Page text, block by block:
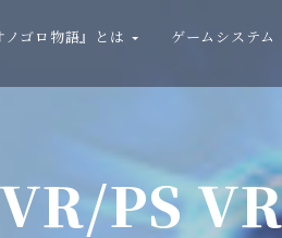
ノゴロ物語』とは ゲームシステム
VR/PS